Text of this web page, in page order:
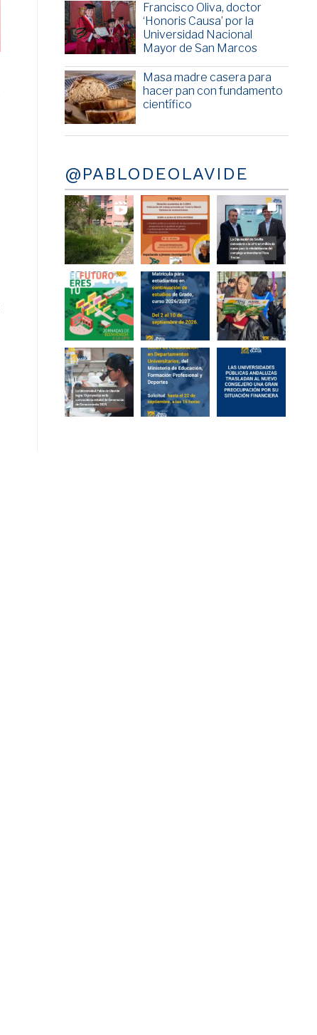
Francisco Oliva, doctor
‘Honoris Causa’ por la
Universidad Nacional
Mayor de San Marcos
Masa madre casera para
hacer pan con fundamento
científico
@PABLODEOLAVIDE